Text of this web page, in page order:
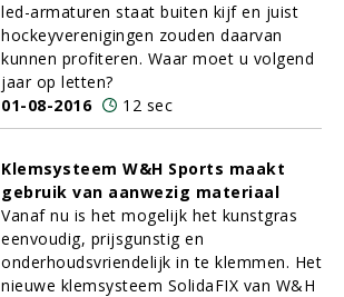
led-armaturen staat buiten kijf en juist
hockeyverenigingen zouden daarvan
kunnen profiteren. Waar moet u volgend
jaar op letten?
01-08-2016
12 sec
Klemsysteem W&H Sports maakt
gebruik van aanwezig materiaal
Vanaf nu is het mogelijk het kunstgras
eenvoudig, prijsgunstig en
onderhoudsvriendelijk in te klemmen. Het
nieuwe klemsysteem SolidaFIX van W&H